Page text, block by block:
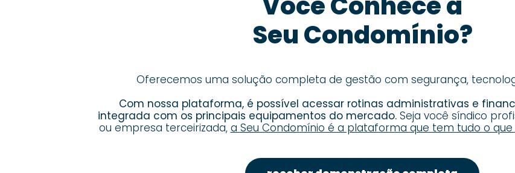
Seu Condomínio?
Oferecemos uma solução completa de gestão com segurança,
Com nossa plataforma, é possível acessar rotinas administrativas e
integrada com os principais equipamentos do mercado. Seja você síndico
ou empresa terceirizada, a Seu Condomínio é a plataforma que tem tudo o